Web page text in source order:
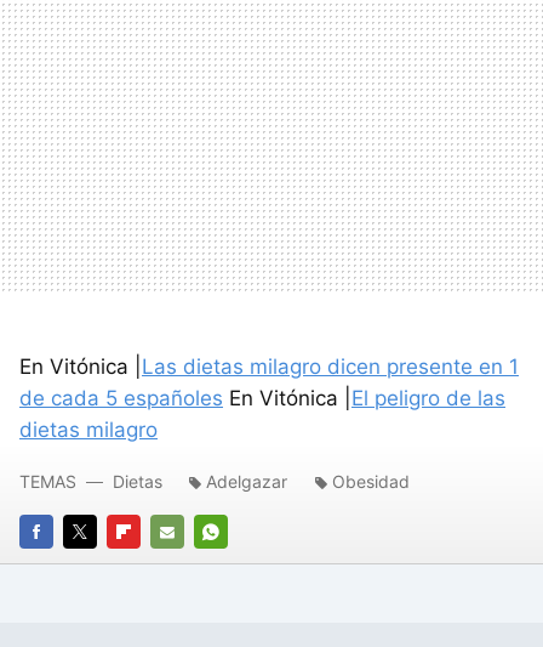
En Vitónica | Las dietas milagro dicen presente en 1
de cada 5 españoles En Vitónica | El peligro de las
dietas milagro
FACEBOOK
TWITTERFLIPBOARD
E-
WHATSAPP
TEMAS Dietas Adelgazar Obesidad